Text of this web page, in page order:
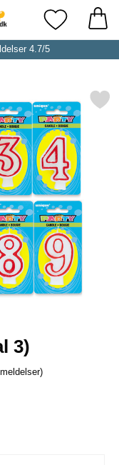
AB Mine
4.7/5
Markér tallys Tre (Tal
3)
5 Stjerne, Spring til
radioknap vil